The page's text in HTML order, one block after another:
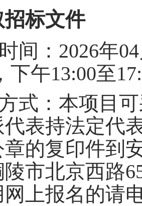
标文件
间：2026年
下午13:00至
式：本项目
表持法定代
的复印件到
市北京西路
上报名的请